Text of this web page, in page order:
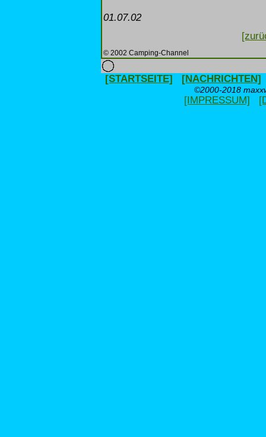
01.07.02
© 2002 Camping-Channel
[STARTSEITE] [NACHRICHTEN]
©2000-2018
[IMPRESSUM]